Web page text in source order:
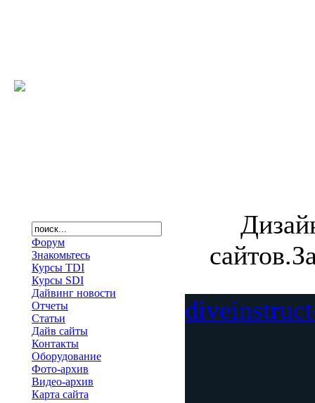
Форум
Знакомьтесь
Курсы TDI
Курсы SDI
Дайвинг новости
Отчеты
Статьи
Дайв сайты
Контакты
Оборудование
Фото-архив
Видео-архив
Карта сайта